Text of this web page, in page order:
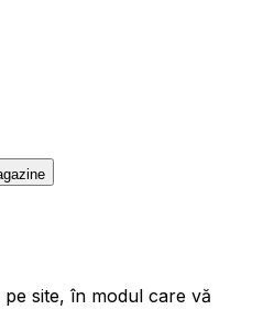
site, în modul care vă